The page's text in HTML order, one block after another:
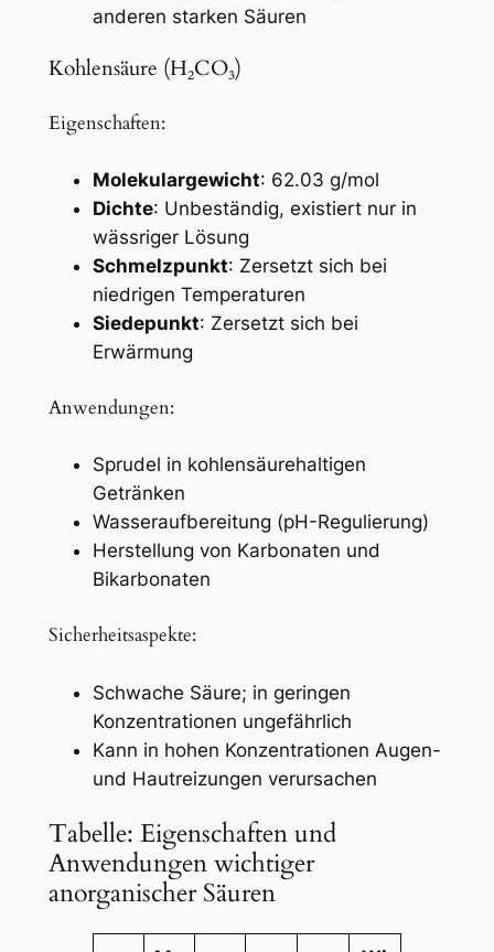
anderen starken Säuren
Kohlensäure (H₂CO₃)
Eigenschaften:
Molekulargewicht: 62.03 g/mol
Dichte: Unbeständig, existiert nur in
wässriger Lösung
Schmelzpunkt: Zersetzt sich bei
niedrigen Temperaturen
Siedepunkt: Zersetzt sich bei
Erwärmung
Anwendungen:
Sprudel in kohlensäurehaltigen
Getränken
Wasseraufbereitung (pH-Regulierung)
Herstellung von Karbonaten und
Bikarbonaten
Sicherheitsaspekte:
Schwache Säure; in geringen
Konzentrationen ungefährlich
Kann in hohen Konzentrationen Augen-
und Hautreizungen verursachen
Tabelle: Eigenschaften und
Anwendungen wichtiger
anorganischer Säuren